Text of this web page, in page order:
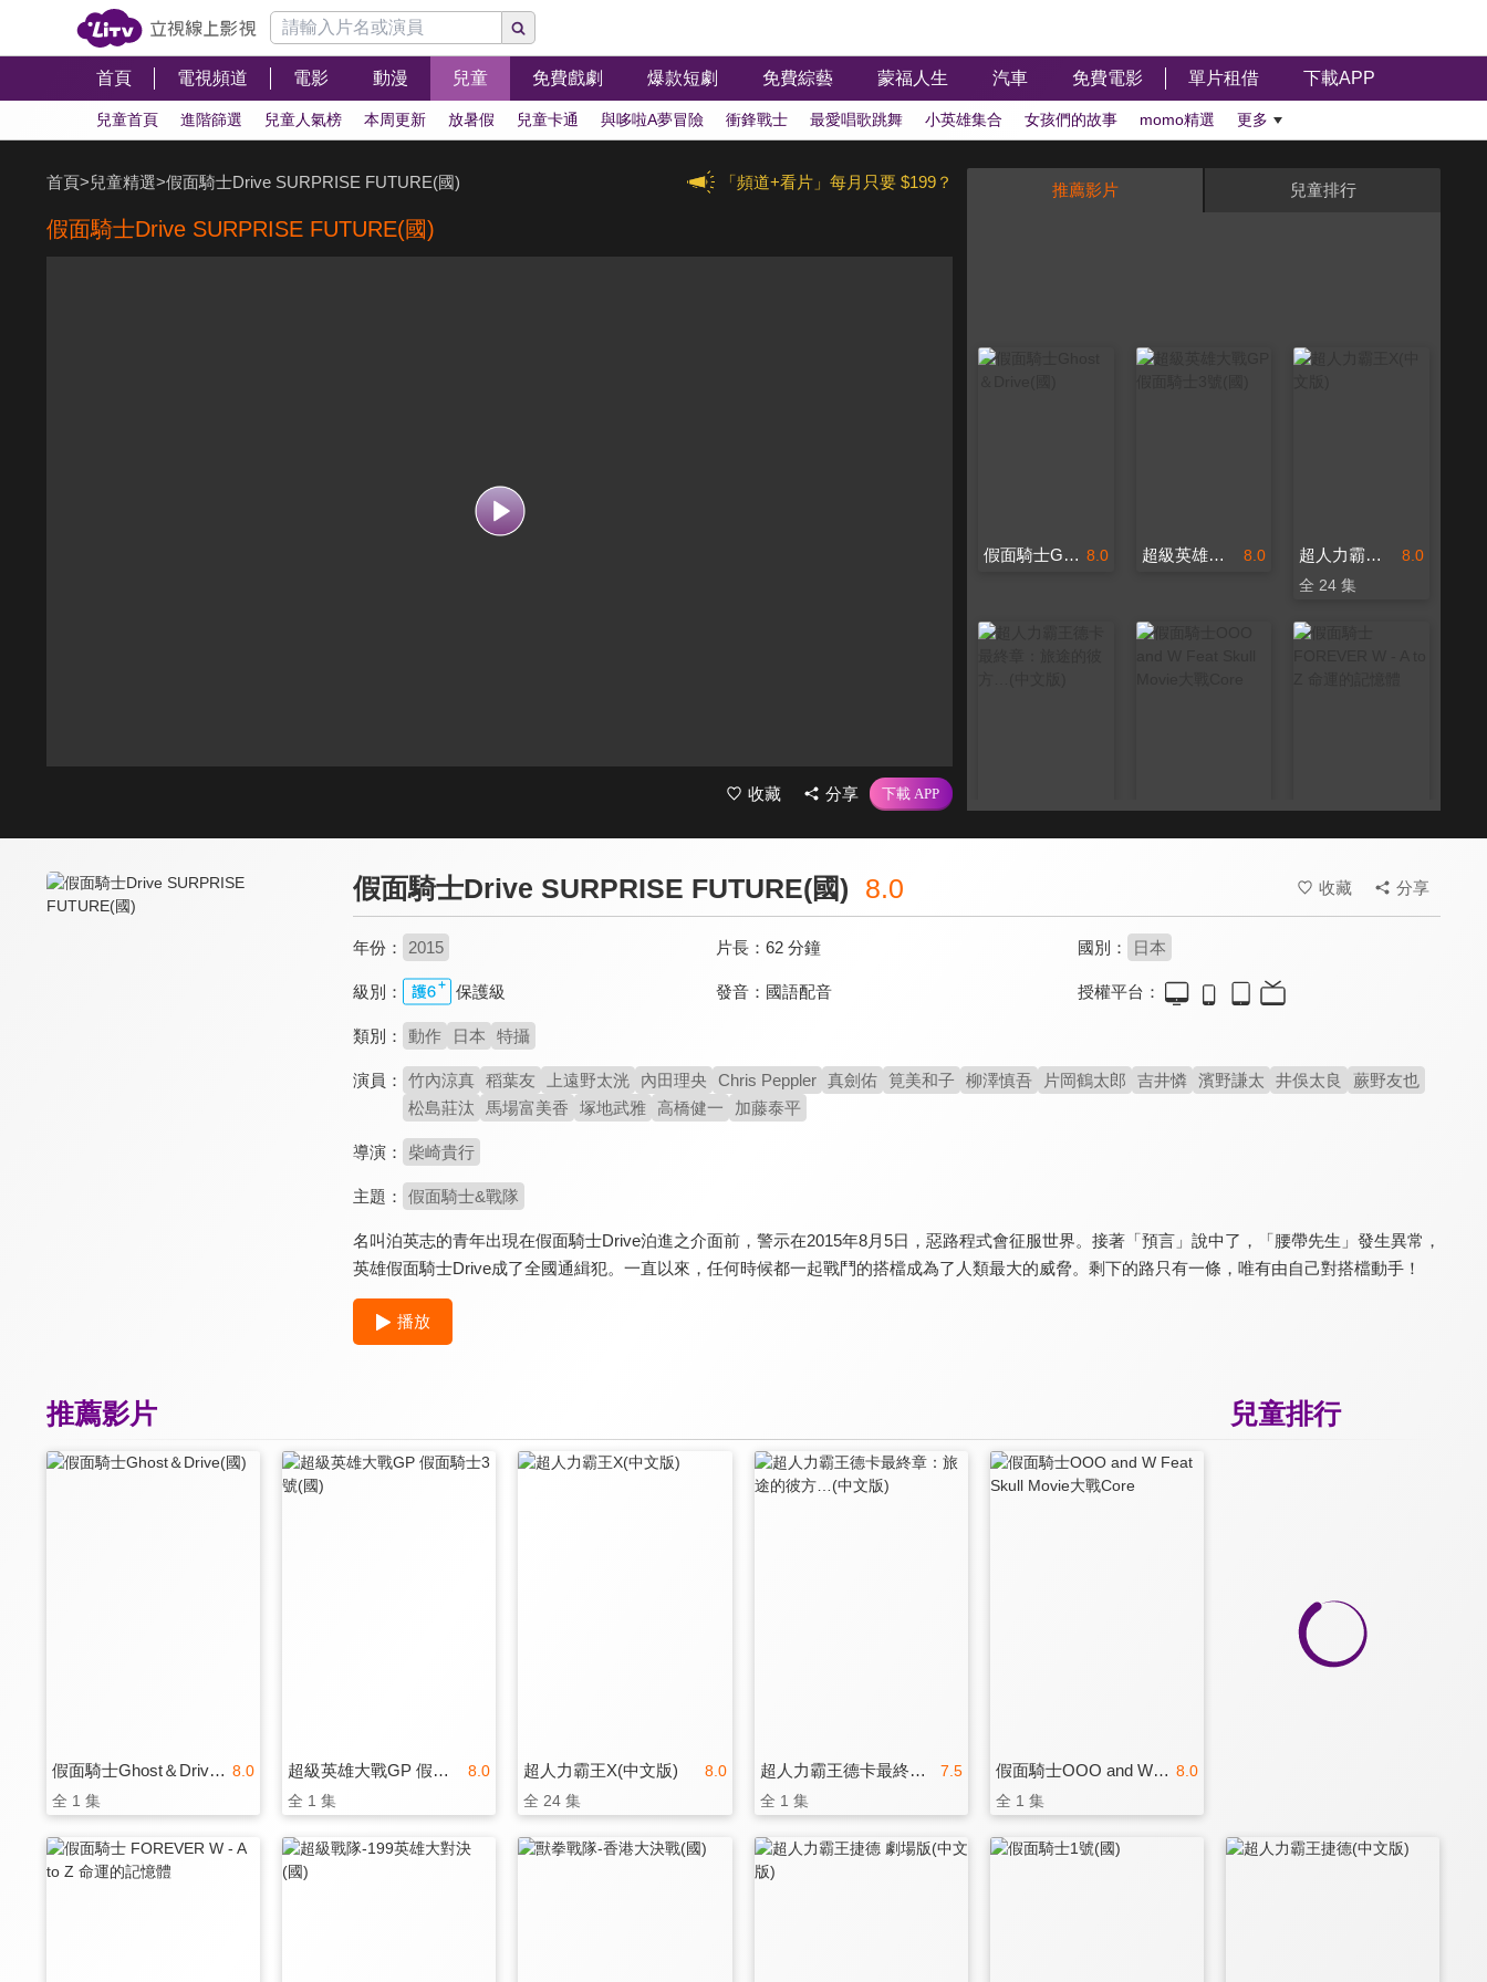
首頁 電視頻道 電影 動漫 兒童 免費戲劇 爆款短劇 免費綜藝 蒙福人生 汽車 免費電影 單片租借 下載APP
兒童首頁 進階篩選 兒童人氣榜 本周更新 放暑假 兒童卡通 與哆啦A夢冒險 衝鋒戰士 最愛唱歌跳舞 小英雄集合 女孩們的故事 momo精選 更多
「頻道+看片」每月只要 $199？
首頁>兒童精選>假面騎士Drive SURPRISE FUTURE(國)
假面騎士Drive SURPRISE FUTURE(國)
收藏 分享
推薦影片 兒童排行
8.0
假面騎士Ghost＆Drive(國) 8.0
超級英雄大戰GP 假面騎士3號(國) 8.0
超人力霸王X(中文版)
全 24 集
8.0
超級戰隊-199英雄大對決(國) 8.0
獸拳戰隊-香港大決戰(國) 7.5
超人力霸王捷德 劇場版(中文版)
假面騎士Drive SURPRISE FUTURE(國) 8.0 收藏 分享
年份： 2015 片長： 62 分鐘 國別： 日本
級別： 保護級 發音： 國語配音 授權平台：
類別： 動作 日本 特攝
演員： 竹內涼真 稻葉友 上遠野太洸 內田理央 Chris Peppler 真劍佑 筧美和子 柳澤慎吾 片岡鶴太郎 吉井憐 濱野謙太 井俁太良
蕨野友也
松島莊汰
馬場富美香 塚地武雅 高橋健一 加藤泰平
導演： 柴崎貴行
主題： 假面騎士&戰隊
名叫泊英志的青年出現在假面騎士Drive泊進之介面前，警示在2015年8月5日，惡路程式會征服世界。接著「預言」說中了，「腰帶先生」發生異常，
英雄假面騎士Drive成了全國通緝犯。一直以來，任何時候都一起戰鬥的搭檔成為了人類最大的威脅。剩下的路只有一條，唯有由自己對搭檔動手！
播放
兒童排行
推薦影片
8.0
假面騎士Ghost＆Drive(國)
全 1 集
8.0
超級英雄大戰GP 假面騎士3號(國)
全 1 集
8.0
超人力霸王X(中文版)
全 24 集
7.5
超人力霸王德卡最終章：旅途的彼方…(中文版)
全 1 集
8.0
假面騎士OOO and W Feat Skull Movie大戰Core
全 1 集